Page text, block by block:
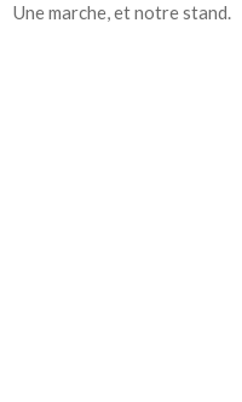
Une marche, et notre stand.